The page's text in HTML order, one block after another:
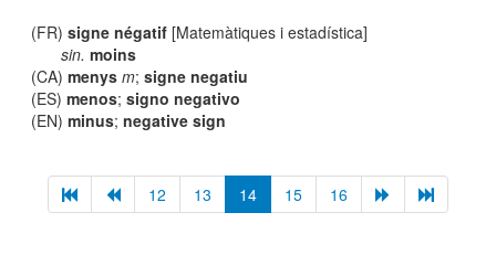
(FR)signe négatif [Matemàtiques i estadística]
sin. moins
(CA)menys m;signe negatiu
(ES)menos;signo negativo
(EN)minus;negative sign
12 13 14 15 16